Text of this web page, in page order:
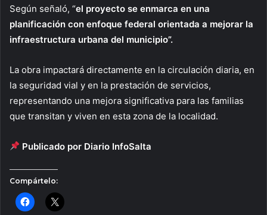
Según señaló, “el proyecto se enmarca en una
planificación con enfoque federal orientada a mejorar la
infraestructura urbana del municipio”.
La obra impactará directamente en la circulación diaria, en
la seguridad vial y en la prestación de servicios,
representando una mejora significativa para las familias
que transitan y viven en esta zona de la localidad.
Publicado por Diario InfoSalta
Compártelo: